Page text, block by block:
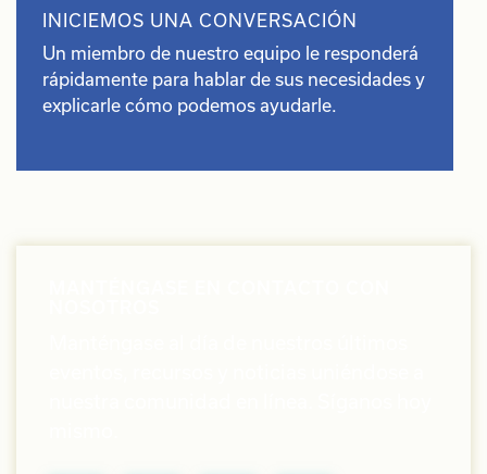
INICIEMOS UNA CONVERSACIÓN
Un miembro de nuestro equipo le responderá
rápidamente para hablar de sus necesidades y
explicarle cómo podemos ayudarle.